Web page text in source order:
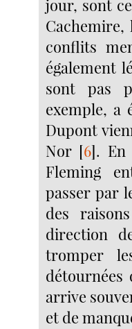
jour, sont
Cachemire,
conflits
également
sont pas
exemple, a
Dupont
Nor [6]. En
Fleming
passer par
des
direction
tromper
détournées
arrive
et de